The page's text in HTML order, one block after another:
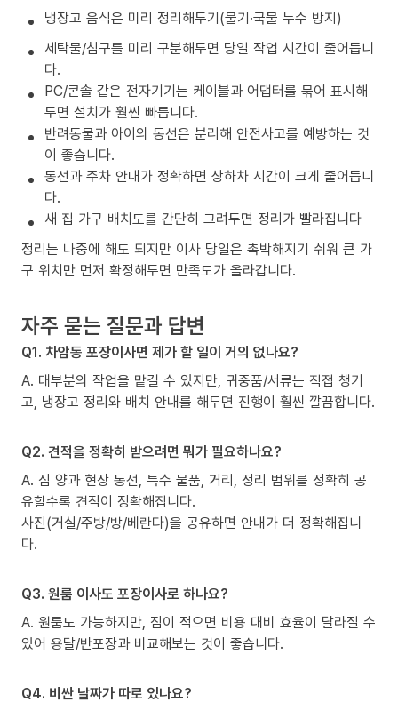
냉장고 음식은 미리 정리해두기(물기·국물 누수 방지)
세탁물/침구를 미리 구분해두면 당일 작업 시간이 줄어듭니
다.
PC/콘솔 같은 전자기기는 케이블과 어댑터를 묶어 표시해
두면 설치가 훨씬 빠릅니다.
반려동물과 아이의 동선은 분리해 안전사고를 예방하는 것
이 좋습니다.
동선과 주차 안내가 정확하면 상하차 시간이 크게 줄어듭니
다.
새 집 가구 배치도를 간단히 그려두면 정리가 빨라집니다
정리는 나중에 해도 되지만 이사 당일은 촉박해지기 쉬워 큰 가
구 위치만 먼저 확정해두면 만족도가 올라갑니다.
자주 묻는 질문과 답변
Q1. 차암동 포장이사면 제가 할 일이 거의 없나요?
A. 대부분의 작업을 맡길 수 있지만, 귀중품/서류는 직접 챙기
고, 냉장고 정리와 배치 안내를 해두면 진행이 훨씬 깔끔합니다.
Q2. 견적을 정확히 받으려면 뭐가 필요하나요?
A. 짐 양과 현장 동선, 특수 물품, 거리, 정리 범위를 정확히 공
유할수록 견적이 정확해집니다.
사진(거실/주방/방/베란다)을 공유하면 안내가 더 정확해집니
다.
Q3. 원룸 이사도 포장이사로 하나요?
A. 원룸도 가능하지만, 짐이 적으면 비용 대비 효율이 달라질 수
있어 용달/반포장과 비교해보는 것이 좋습니다.
Q4. 비싼 날짜가 따로 있나요?